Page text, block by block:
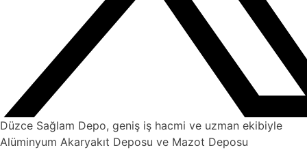
Düzce Sağlam Depo, geniş iş hacmi ve uzman ekibiyle
Alüminyum Akaryakıt Deposu ve Mazot Deposu